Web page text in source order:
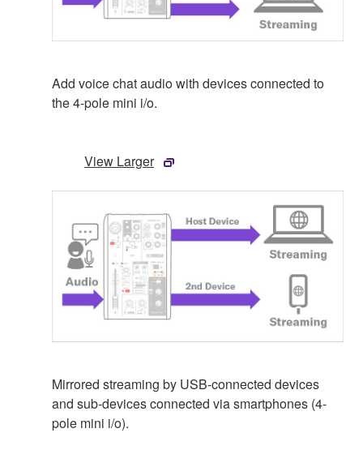
Add voice chat audio with devices connected to
the 4-pole mini i/o.
View Larger
Mirrored streaming by USB-connected devices
and sub-devices connected via smartphones (4-
pole mini i/o).